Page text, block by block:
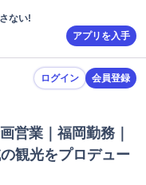
ない!
アプリを入手
ログイン 会員登録
営業｜福岡勤務｜
観光をプロデュー